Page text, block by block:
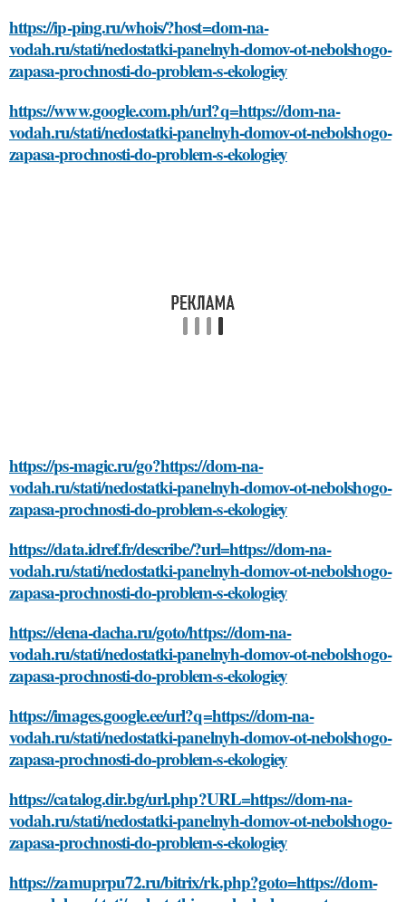
https://ip-ping.ru/whois/?host=dom-na-
vodah.ru/stati/nedostatki-panelnyh-domov-ot-nebolshogo-
zapasa-prochnosti-do-problem-s-ekologiey
https://www.google.com.ph/url?q=https://dom-na-
vodah.ru/stati/nedostatki-panelnyh-domov-ot-nebolshogo-
zapasa-prochnosti-do-problem-s-ekologiey
https://ps-magic.ru/go?https://dom-na-
vodah.ru/stati/nedostatki-panelnyh-domov-ot-nebolshogo-
zapasa-prochnosti-do-problem-s-ekologiey
https://data.idref.fr/describe/?url=https://dom-na-
vodah.ru/stati/nedostatki-panelnyh-domov-ot-nebolshogo-
zapasa-prochnosti-do-problem-s-ekologiey
https://elena-dacha.ru/goto/https://dom-na-
vodah.ru/stati/nedostatki-panelnyh-domov-ot-nebolshogo-
zapasa-prochnosti-do-problem-s-ekologiey
https://images.google.ee/url?q=https://dom-na-
vodah.ru/stati/nedostatki-panelnyh-domov-ot-nebolshogo-
zapasa-prochnosti-do-problem-s-ekologiey
https://catalog.dir.bg/url.php?URL=https://dom-na-
vodah.ru/stati/nedostatki-panelnyh-domov-ot-nebolshogo-
zapasa-prochnosti-do-problem-s-ekologiey
https://zamuprpu72.ru/bitrix/rk.php?goto=https://dom-